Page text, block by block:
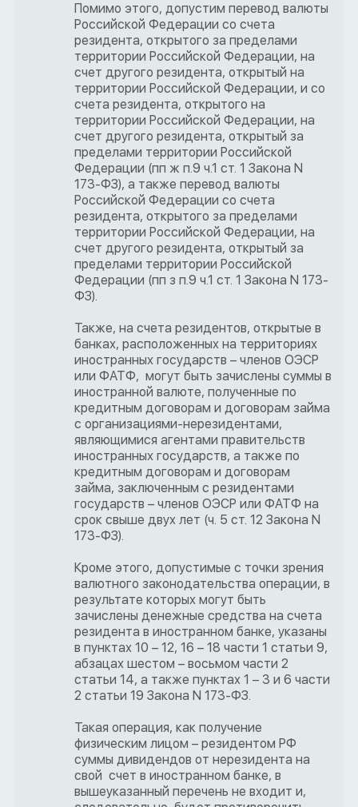
Помимо этого, допустим перевод валюты
Российской Федерации со счета
резидента, открытого за пределами
территории Российской Федерации, на
счет другого резидента, открытый на
территории Российской Федерации, и со
счета резидента, открытого на
территории Российской Федерации, на
счет другого резидента, открытый за
пределами территории Российской
Федерации (пп ж п.9 ч.1 ст. 1 Закона N
173-ФЗ), а также перевод валюты
Российской Федерации со счета
резидента, открытого за пределами
территории Российской Федерации, на
счет другого резидента, открытый за
пределами территории Российской
Федерации (пп з п.9 ч.1 ст. 1 Закона N 173-
ФЗ).
Также, на счета резидентов, открытые в
банках, расположенных на территориях
иностранных государств – членов ОЭСР
или ФАТФ, могут быть зачислены суммы в
иностранной валюте, полученные по
кредитным договорам и договорам займа
с организациями-нерезидентами,
являющимися агентами правительств
иностранных государств, а также по
кредитным договорам и договорам
займа, заключенным с резидентами
государств – членов ОЭСР или ФАТФ на
срок свыше двух лет (ч. 5 ст. 12 Закона N
173-ФЗ).
Кроме этого, допустимые с точки зрения
валютного законодательства операции, в
результате которых могут быть
зачислены денежные средства на счета
резидента в иностранном банке, указаны
в пунктах 10 – 12, 16 – 18 части 1 статьи 9,
абзацах шестом – восьмом части 2
статьи 14, а также пунктах 1 – 3 и 6 части
2 статьи 19 Закона N 173-ФЗ.
Такая операция, как получение
физическим лицом – резидентом РФ
суммы дивидендов от нерезидента на
свой счет в иностранном банке, в
вышеуказанный перечень не входит и,